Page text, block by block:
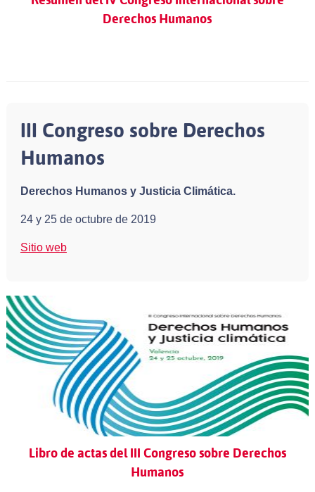
Derechos Humanos
III Congreso sobre Derechos
Humanos
Derechos Humanos y Justicia Climática.
24 y 25 de octubre de 2019
Sitio web
Libro de actas del III Congreso sobre Derechos
Humanos